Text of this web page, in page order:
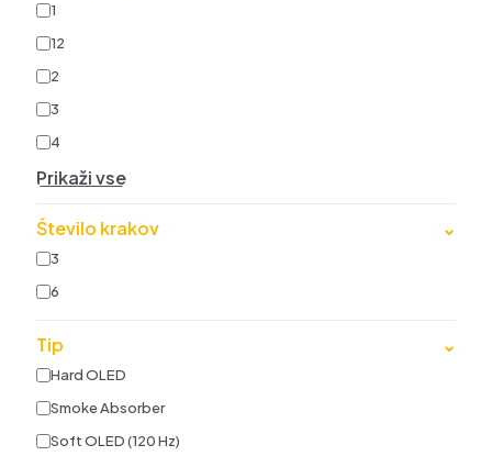
1
12
2
3
4
Prikaži vse
Število krakov ⌄
3
6
Tip ⌄
Hard OLED
Smoke Absorber
Soft OLED (120 Hz)